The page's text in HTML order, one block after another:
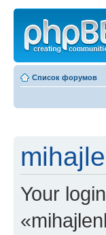
Список форумов
Your